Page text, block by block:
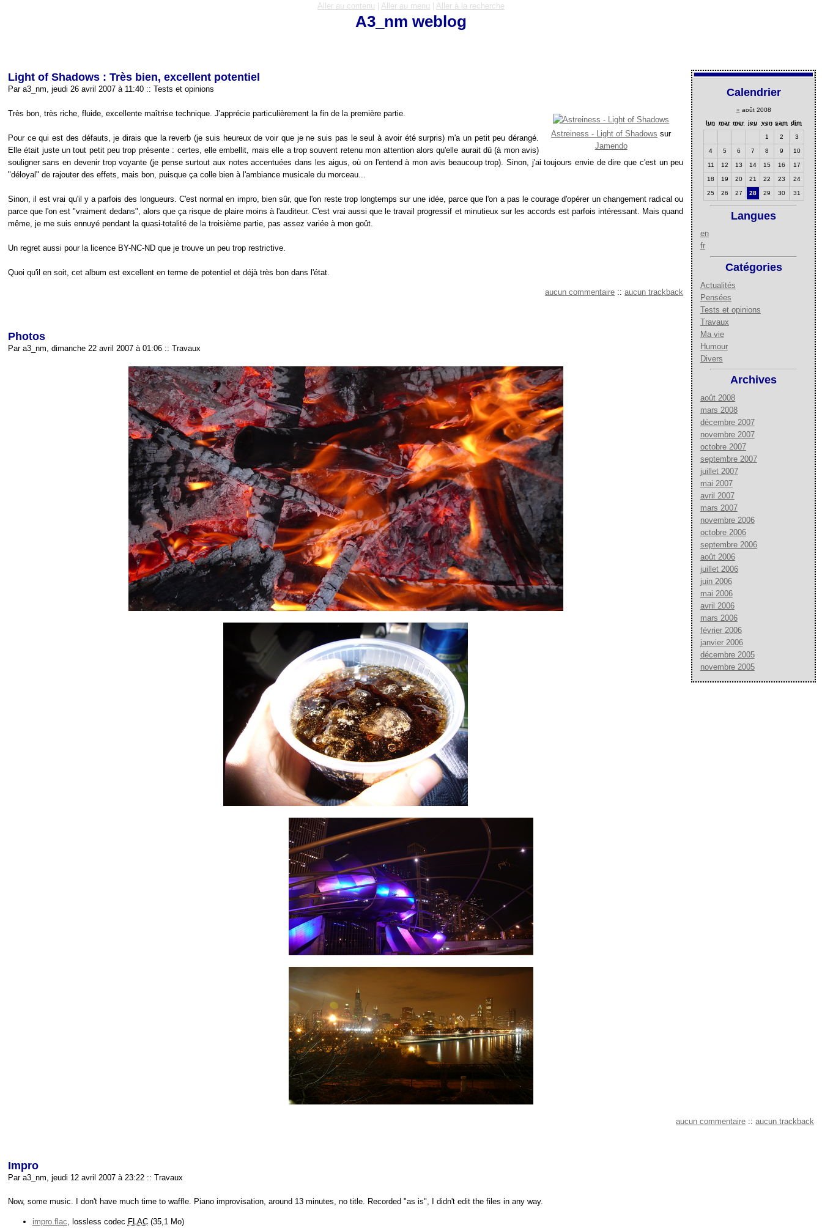
Aller au contenu Aller au menu Aller à la recherche
A3_nm weblog
Calendrier
« août 2008
lun mar mer jeu ven sam dim
1 2 3
4 5 6 7 8 9 10
11 12 13 14 15 16 17
18 19 20 21 22 23 24
25 26 27 28 29 30 31
Langues
en
fr
Catégories
Actualités
Pensées
Tests et opinions
Travaux
Ma vie
Humour
Divers
Archives
août 2008
mars 2008
décembre 2007
novembre 2007
octobre 2007
septembre 2007
juillet 2007
mai 2007
avril 2007
mars 2007
novembre 2006
octobre 2006
septembre 2006
août 2006
juillet 2006
juin 2006
mai 2006
avril 2006
mars 2006
février 2006
janvier 2006
décembre 2005
novembre 2005
Light of Shadows : Très bien, excellent potentiel
Par a3_nm, jeudi 26 avril 2007 à 11:40 :: Tests et opinions
Astreiness - Light of Shadows sur
Jamendo
Très bon, très riche, fluide, excellente maîtrise technique. J'apprécie particulièrement la fin de la première partie.
Pour ce qui est des défauts, je dirais que la reverb (je suis heureux de voir que je ne suis pas le seul à avoir été surpris) m'a un petit peu dérangé.
Elle était juste un tout petit peu trop présente : certes, elle embellit, mais elle a trop souvent retenu mon attention alors qu'elle aurait dû (à mon avis)
souligner sans en devenir trop voyante (je pense surtout aux notes accentuées dans les aigus, où on l'entend à mon avis beaucoup trop). Sinon, j'ai toujours envie de dire que c'est un peu
"déloyal" de rajouter des effets, mais bon, puisque ça colle bien à l'ambiance musicale du morceau...
Sinon, il est vrai qu'il y a parfois des longueurs. C'est normal en impro, bien sûr, que l'on reste trop longtemps sur une idée, parce que l'on a pas le courage d'opérer un changement radical ou
parce que l'on est "vraiment dedans", alors que ça risque de plaire moins à l'auditeur. C'est vrai aussi que le travail progressif et minutieux sur les accords est parfois intéressant. Mais quand
même, je me suis ennuyé pendant la quasi-totalité de la troisième partie, pas assez variée à mon goût.
Un regret aussi pour la licence BY-NC-ND que je trouve un peu trop restrictive.
Quoi qu'il en soit, cet album est excellent en terme de potentiel et déjà très bon dans l'état.
aucun commentaire :: aucun trackback
Photos
Par a3_nm, dimanche 22 avril 2007 à 01:06 :: Travaux
aucun commentaire :: aucun trackback
Impro
Par a3_nm, jeudi 12 avril 2007 à 23:22 :: Travaux
Now, some music. I don't have much time to waffle. Piano improvisation, around 13 minutes, no title. Recorded "as is", I didn't edit the files in any way.
impro.flac , lossless codec FLAC(35,1 Mo)